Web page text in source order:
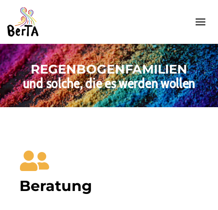
REGENBOGENFAMILIEN
und solche, die es werden wollen
Beratung